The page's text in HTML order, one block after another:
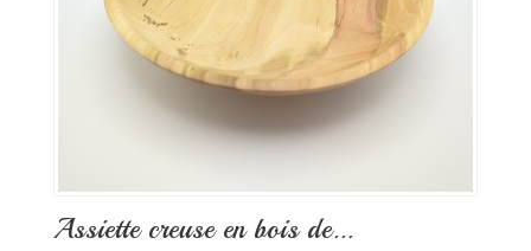
Assiette creuse en bois de...